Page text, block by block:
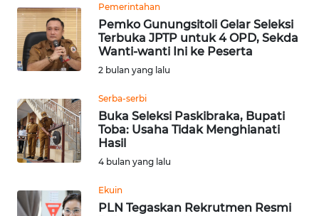
Pemerintahan
Pemko Gunungsitoli Gelar Seleksi
Terbuka JPTP untuk 4 OPD, Sekda
Wanti-wanti Ini ke Peserta
2 bulan yang lalu
Serba-serbi
Buka Seleksi Paskibraka, Bupati
Toba: Usaha Tidak Menghianati
Hasil
4 bulan yang lalu
Ekuin
PLN Tegaskan Rekrutmen Resmi
KHAS
OPINI
SERBA-
SERBI